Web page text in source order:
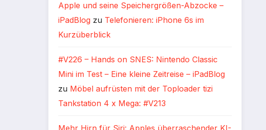
Apple und seine Speichergrößen-Abzocke –
iPadBlog zu Telefonieren: iPhone 6s im
Kurzüberblick
#V226 – Hands on SNES: Nintendo Classic
Mini im Test – Eine kleine Zeitreise – iPadBlog
zu Möbel aufrüsten mit der Toploader tizi
Tankstation 4 x Mega: #V213
Mehr Hirn für Siri: Apples überraschender KI-